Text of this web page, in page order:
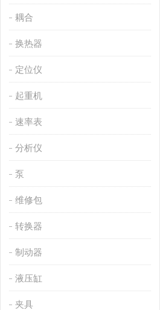
耦合
换热器
定位仪
起重机
速率表
分析仪
泵
维修包
转换器
制动器
液压缸
夹具